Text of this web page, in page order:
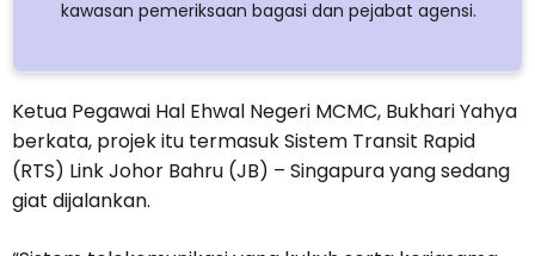
kawasan pemeriksaan bagasi dan pejabat agensi.
Ketua Pegawai Hal Ehwal Negeri MCMC, Bukhari Yahya
berkata, projek itu termasuk Sistem Transit Rapid
(RTS) Link Johor Bahru (JB) – Singapura yang sedang
giat dijalankan.